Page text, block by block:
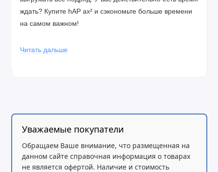
ждать? Купите hAP ax² и сэкономьте больше времени
на самом важном!
частотой 864 МГц в сочетании с солидным объёмом
производительность при выполнении ресурсоёмких
использование большего количества потоков или
экспериментирование с самыми передовыми
расширенного шифрования WPA3 ваша безопасность
выше, чем когда-либо прежде.
Читать дальше
Уважаемые покупатели
Обращаем Ваше внимание, что размещенная на
данном сайте справочная информация о товарах
не является офертой. Наличие и стоимость